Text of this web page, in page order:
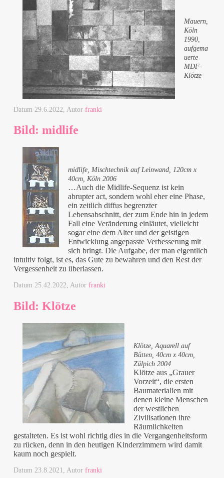
Mauern,
Köln
1990,
aufgema
uerte
MDF-
Klötze
Datum 29.6.2022 , Autorfranki
Bild: midlife
midlife, Mischtechnik auf Leinwand, 120cm x
40cm, Köln 2006
…Auch die Midlife-Sequenz ist kein
abrupter act, sondern wohl eher eine Phase,
ein zeitlich diffus begrenzter
Lebensabschnitt, der zum Ende hin in jedem
Fall eine Veränderung einläutet, vielleicht
sogar eine dem Alter und der geistigen
Entwicklung angepasste Verbesserung mit
sich bringt. Die Aufgabe, der man eigentlich
intuitiv folgt, ist es, das Gute zu bewahren und den Rest der
Vergessenheit zu überlassen.
Datum25.42.2022, Autorfranki
Bild: Klötze
Klötze, Aquarell auf
Bütten, 40cm x 40cm,
Zülpich 2004
Klötze aus „Grauer
Vorzeit“, die ersten
Baumaterialien mit
denen kleine Menschen
der westlichen
Zivilisationen ihre
Räumlichkeiten
gestalteten. Es ist wohl richtig dies in die Vergangenheitsform
zu rücken, denn in den heutigen Kinderzimmern wird damit
kaum noch gespielt.
Datum23.8.2021, Autorfranki